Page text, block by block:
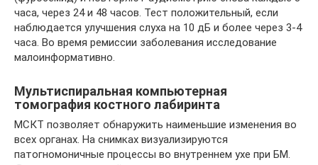
часа, через 24 и 48 часов. Тест положительный, если
наблюдается улучшения слуха на 10 дБ и более через 3-4
часа. Во время ремиссии заболевания исследование
малоинформативно.
Мультиспиральная компьютерная
томография костного лабиринта
МСКТ позволяет обнаружить наименьшие изменения во
всех органах. На снимках визуализируются
патогномоничные процессы во внутреннем ухе при БМ.